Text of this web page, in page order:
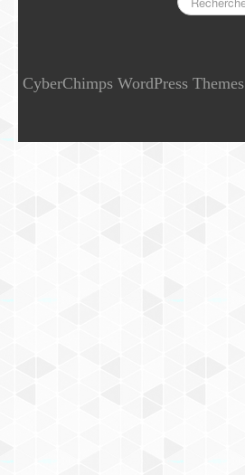
CyberChimps WordPress Themes